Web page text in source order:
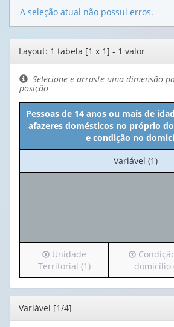
A seleção atual não possui erros.
Editor
de
layout
Layout: 1 tabela [1 x 1] - 1 valor
Selecione e arraste uma dimensão
posição
Pessoas de 14 anos ou mais de
afazeres domésticos no próprio
e condição no
No
cabeçalho:
Variável (1)
Irá
para
o
cabeçalho
(possui
apenas
Unidade
Territorial (1)
Irá
para
o
cabeçalho
domicílio
Editor
Variável [1/4]